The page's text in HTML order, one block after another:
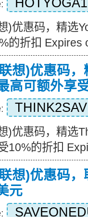
HOTYOGA1
)优惠码，精选
的折扣 Expires
想)优惠码
高可额外享
)优惠码，精选
10%的折扣
想)优惠码
元